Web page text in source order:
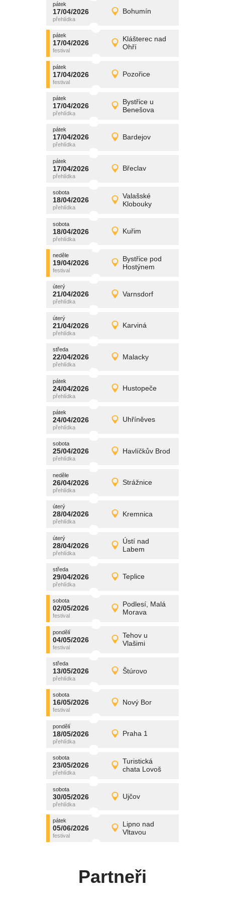
pátek
17/04/2026 Bohumín
pátek
17/04/2026 Detail
promítání
pátek
17/04/2026
Klášterec nad
Ohří
pátek
17/04/2026 Detail
promítání
pátek
17/04/2026 Pozořice
pátek
17/04/2026 Detail
promítání
pátek
17/04/2026
Bystřice u
Benešova
pátek
17/04/2026 Detail
promítání
pátek
17/04/2026 Bardejov
pátek
17/04/2026 Detail
promítání
pátek
17/04/2026 Břeclav
pátek
17/04/2026 Detail
promítání
sobota
18/04/2026
Valašské
Klobouky
sobota
18/04/2026 Detail
promítání
sobota
18/04/2026 Kuřim
sobota
18/04/2026 Detail
promítání
neděle
19/04/2026
Bystřice pod
Hostýnem
neděle
19/04/2026 Detail
promítání
úterý
21/04/2026 Varnsdorf
úterý
21/04/2026 Detail
promítání
úterý
21/04/2026 Karviná
úterý
21/04/2026 Detail
promítání
středa
22/04/2026 Malacky
středa
22/04/2026 Detail
promítání
pátek
24/04/2026 Hustopeče
pátek
24/04/2026 Detail
promítání
pátek
24/04/2026 Uhříněves
pátek
24/04/2026 Detail
promítání
sobota
25/04/2026 Havlíčkův Brod
sobota
25/04/2026 Detail
promítání
neděle
26/04/2026 Strážnice
neděle
26/04/2026 Detail
promítání
úterý
28/04/2026 Kremnica
úterý
28/04/2026 Detail
promítání
úterý
28/04/2026
Ústí nad
Labem
úterý
28/04/2026 Detail
promítání
středa
29/04/2026 Teplice
středa
29/04/2026 Detail
promítání
sobota
02/05/2026
Podlesí, Malá
Morava
sobota
02/05/2026 Detail
promítání
pondělí
04/05/2026
Tehov u
Vlašimi
pondělí
04/05/2026 Detail
promítání
středa
13/05/2026 Štúrovo
středa
13/05/2026 Detail
promítání
sobota
16/05/2026 Nový Bor
sobota
16/05/2026 Detail
promítání
pondělí
18/05/2026 Praha 1
pondělí
18/05/2026 Detail
promítání
sobota
23/05/2026
Turistická
chata Lovoš
sobota
23/05/2026 Detail
promítání
sobota
30/05/2026 Ujčov
sobota
30/05/2026 Detail
promítání
pátek
05/06/2026
Lipno nad
Vltavou
pátek
05/06/2026 Detail
promítání
Partneři